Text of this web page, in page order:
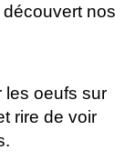
nos
les oeufs sur
rire de voir